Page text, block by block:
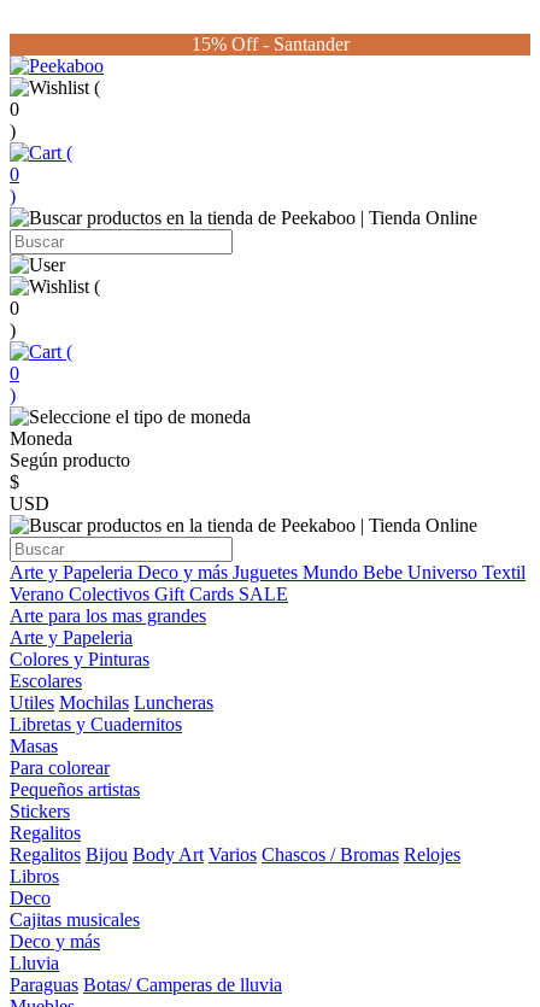
15% Off - Santander
(
0
)
(
0
)
(
0
)
(
0
)
Moneda
Según producto
$
USD
Arte y Papeleria Deco y más Juguetes Mundo Bebe Universo Textil
Verano Colectivos Gift Cards SALE
Arte para los mas grandes
Arte y Papeleria
Colores y Pinturas
Escolares
Utiles Mochilas Luncheras
Libretas y Cuadernitos
Masas
Para colorear
Pequeños artistas
Stickers
Regalitos
Regalitos Bijou Body Art Varios Chascos / Bromas Relojes
Libros
Deco
Cajitas musicales
Deco y más
Lluvia
Paraguas Botas/ Camperas de lluvia